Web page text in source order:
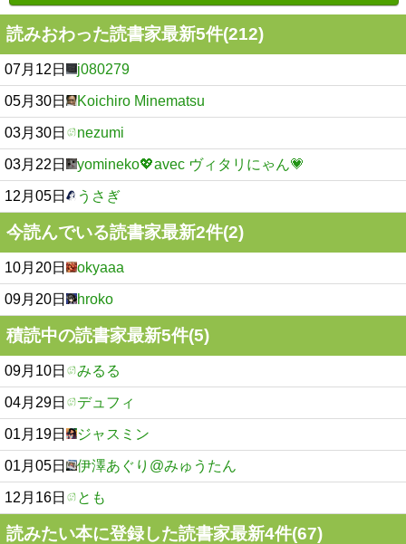
読みおわった読書家最新5件(212)
07月12日 j080279
05月30日 Koichiro Minematsu
03月30日 nezumi
03月22日 yomineko💖avec ヴィタリにゃん💗
12月05日 うさぎ
今読んでいる読書家最新2件(2)
10月20日 okyaaa
09月20日 hroko
積読中の読書家最新5件(5)
09月10日 みるる
04月29日 デュフィ
01月19日 ジャスミン
01月05日 伊澤あぐり@みゅうたん
12月16日 とも
読みたい本に登録した読書家最新4件(67)